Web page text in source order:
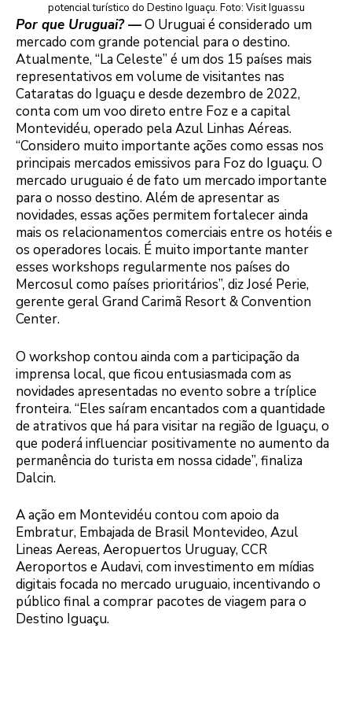
potencial turístico do Destino Iguaçu. Foto: Visit Iguassu
Por que Uruguai? —O Uruguai é considerado um
mercado com grande potencial para o destino.
Atualmente, “La Celeste” é um dos 15 países mais
representativos em volume de visitantes nas
Cataratas do Iguaçu e desde dezembro de 2022,
conta com um voo direto entre Foz e a capital
Montevidéu, operado pela Azul Linhas Aéreas.
“Considero muito importante ações como essas nos
principais mercados emissivos para Foz do Iguaçu. O
mercado uruguaio é de fato um mercado importante
para o nosso destino. Além de apresentar as
novidades, essas ações permitem fortalecer ainda
mais os relacionamentos comerciais entre os hotéis e
os operadores locais. É muito importante manter
esses workshops regularmente nos países do
Mercosul como países prioritários”, diz José Perie,
gerente geral Grand Carimã Resort & Convention
Center.
O workshop contou ainda com a participação da
imprensa local, que ficou entusiasmada com as
novidades apresentadas no evento sobre a tríplice
fronteira. “Eles saíram encantados com a quantidade
de atrativos que há para visitar na região de Iguaçu, o
que poderá influenciar positivamente no aumento da
permanência do turista em nossa cidade”, finaliza
Dalcin.
A ação em Montevidéu contou com apoio da
Embratur, Embajada de Brasil Montevideo, Azul
Lineas Aereas, Aeropuertos Uruguay, CCR
Aeroportos e Audavi, com investimento em mídias
digitais focada no mercado uruguaio, incentivando o
público final a comprar pacotes de viagem para o
Destino Iguaçu.